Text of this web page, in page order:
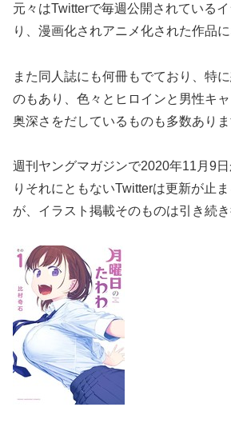
元々はTwitterで毎週公開されている
り、漫画化されアニメ化された作品に
また同人誌にも何冊もでており、特
のもあり、色々とヒロインと男性キ
奥深さをだしているものも多数ありま
週刊ヤングマガジンで2020年11月9
りそれにともないTwitterは更新が止
が、イラスト掲載そのものは引き続き